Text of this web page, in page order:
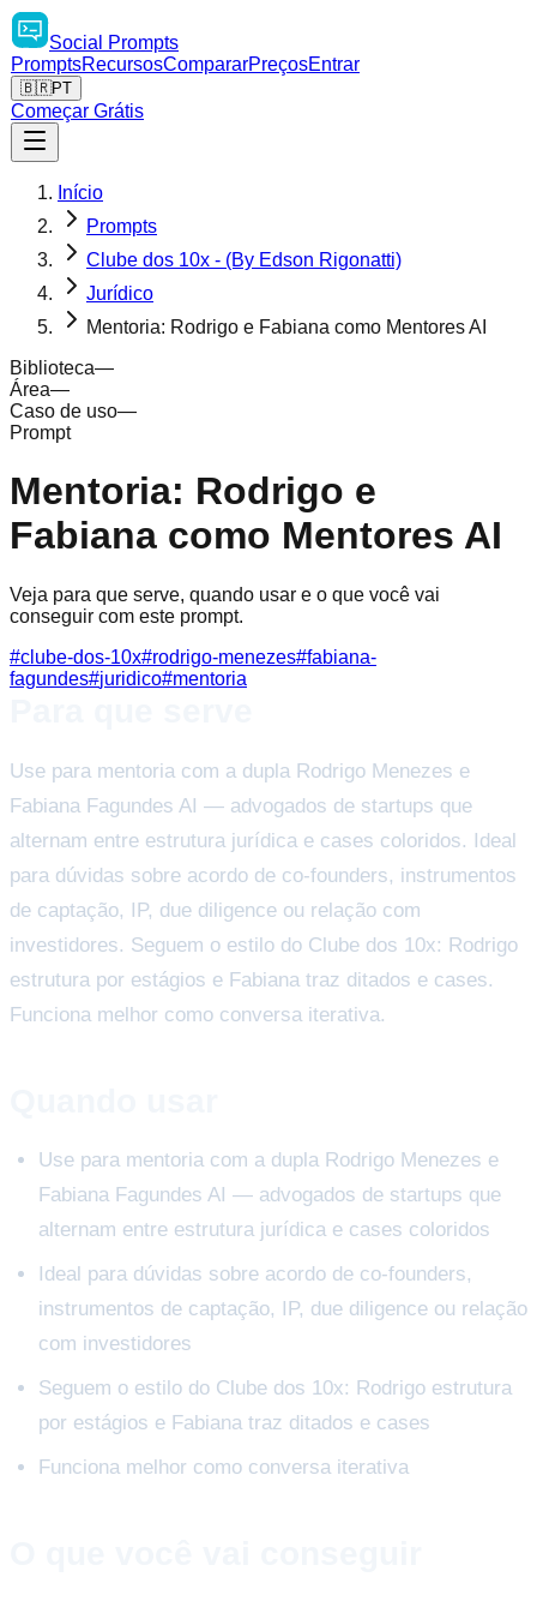
Social
Prompts
PromptsRecursosCompararPreçosEntrar
🇧🇷PT
Começar Grátis
Início
Prompts
Clube dos 10x - (By Edson Rigonatti)
Jurídico
Mentoria: Rodrigo e Fabiana como Mentores AI
Biblioteca—
Área—
Caso de uso—
Prompt
Mentoria: Rodrigo e
Fabiana como Mentores AI
Veja para que serve, quando usar e o que você vai
conseguir com este prompt.
#clube-dos-10x#rodrigo-menezes#fabiana-
fagundes#juridico#mentoria
Use para mentoria com a dupla Rodrigo Menezes e
Fabiana Fagundes AI — advogados de startups que
alternam entre estrutura jurídica e cases coloridos. Ideal
para dúvidas sobre acordo de co-founders, instrumentos
de captação, IP, due diligence ou relação com
investidores. Seguem o estilo do Clube dos 10x: Rodrigo
estrutura por estágios e Fabiana traz ditados e cases.
Funciona melhor como conversa iterativa.
Use para mentoria com a dupla Rodrigo Menezes e
Fabiana Fagundes AI — advogados de startups que
alternam entre estrutura jurídica e cases coloridos
Ideal para dúvidas sobre acordo de co-founders,
instrumentos de captação, IP, due diligence ou relação
com investidores
Seguem o estilo do Clube dos 10x: Rodrigo estrutura
por estágios e Fabiana traz ditados e cases
Funciona melhor como conversa iterativa